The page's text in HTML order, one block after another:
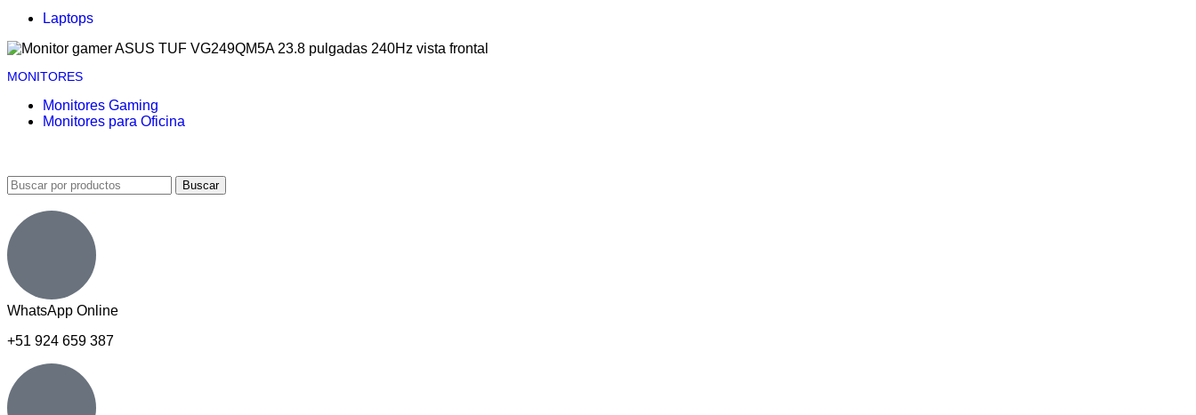
Laptops
MONITORES
Monitores Gaming
Monitores para Oficina
Buscar
WhatsApp Online
+51 924 659 387